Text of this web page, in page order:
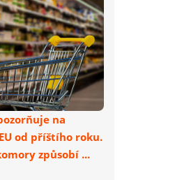
na
od příštího roku.
způsobí ...